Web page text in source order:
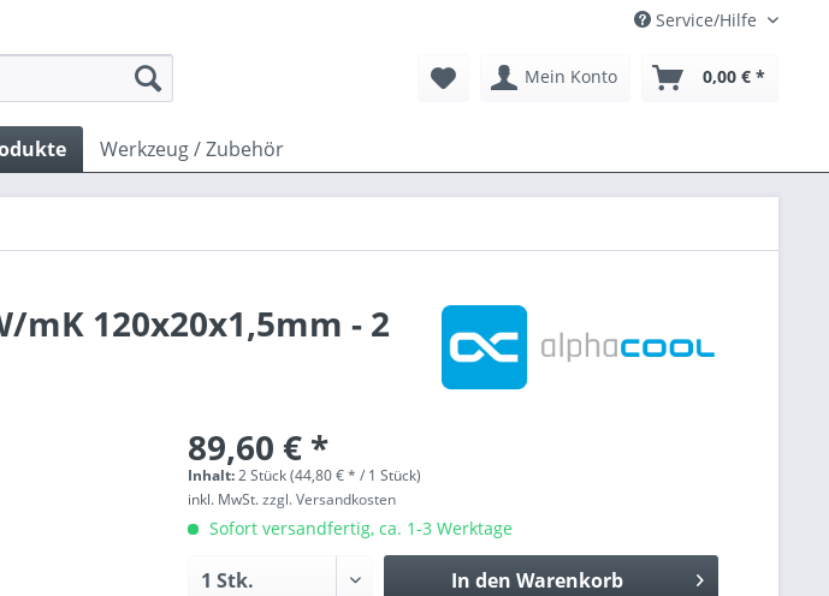
Service/Hilfe
Mein Konto 0,00 € *
Werkzeug / Zubehör
mK 120x20x1,5mm - 2
89,60 € *
Inhalt:2 Stück (44,80 € * / 1 Stück)
inkl. MwSt.zzgl. Versandkosten
Sofort versandfertig, ca. 1-3 Werktage
In den Warenkorb